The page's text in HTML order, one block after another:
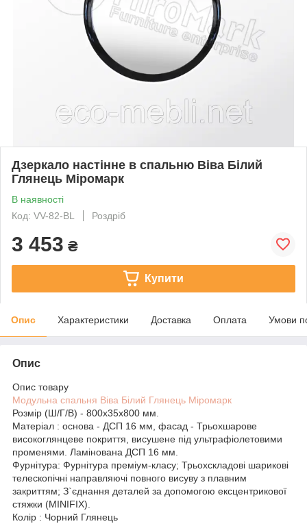
Дзеркало настінне в спальню Віва Білий
Глянець Міромарк
В наявності
Код: VV-82-BL
Роздріб
3 453 ₴
Купити
Опис Характеристики Доставка Оплата Умови
Опис
Опис товару
Модульна спальня Віва Білий Глянець Міромарк
Розмір (Ш/Г/В) - 800х35х800 мм.
Матеріал : основа - ДСП 16 мм, фасад - Трьохшарове
високоглянцеве покриття, висушене під ультрафіолетовими
променями. Ламінована ДСП 16 мм.
Фурнітура: Фурнітура преміум-класу; Трьохскладові шарикові
телескопічні направляючі повного висуву з плавним
закриттям; З`єднання деталей за допомогою ексцентрикової
стяжки (MINIFIX).
Колір : Чорний Глянець